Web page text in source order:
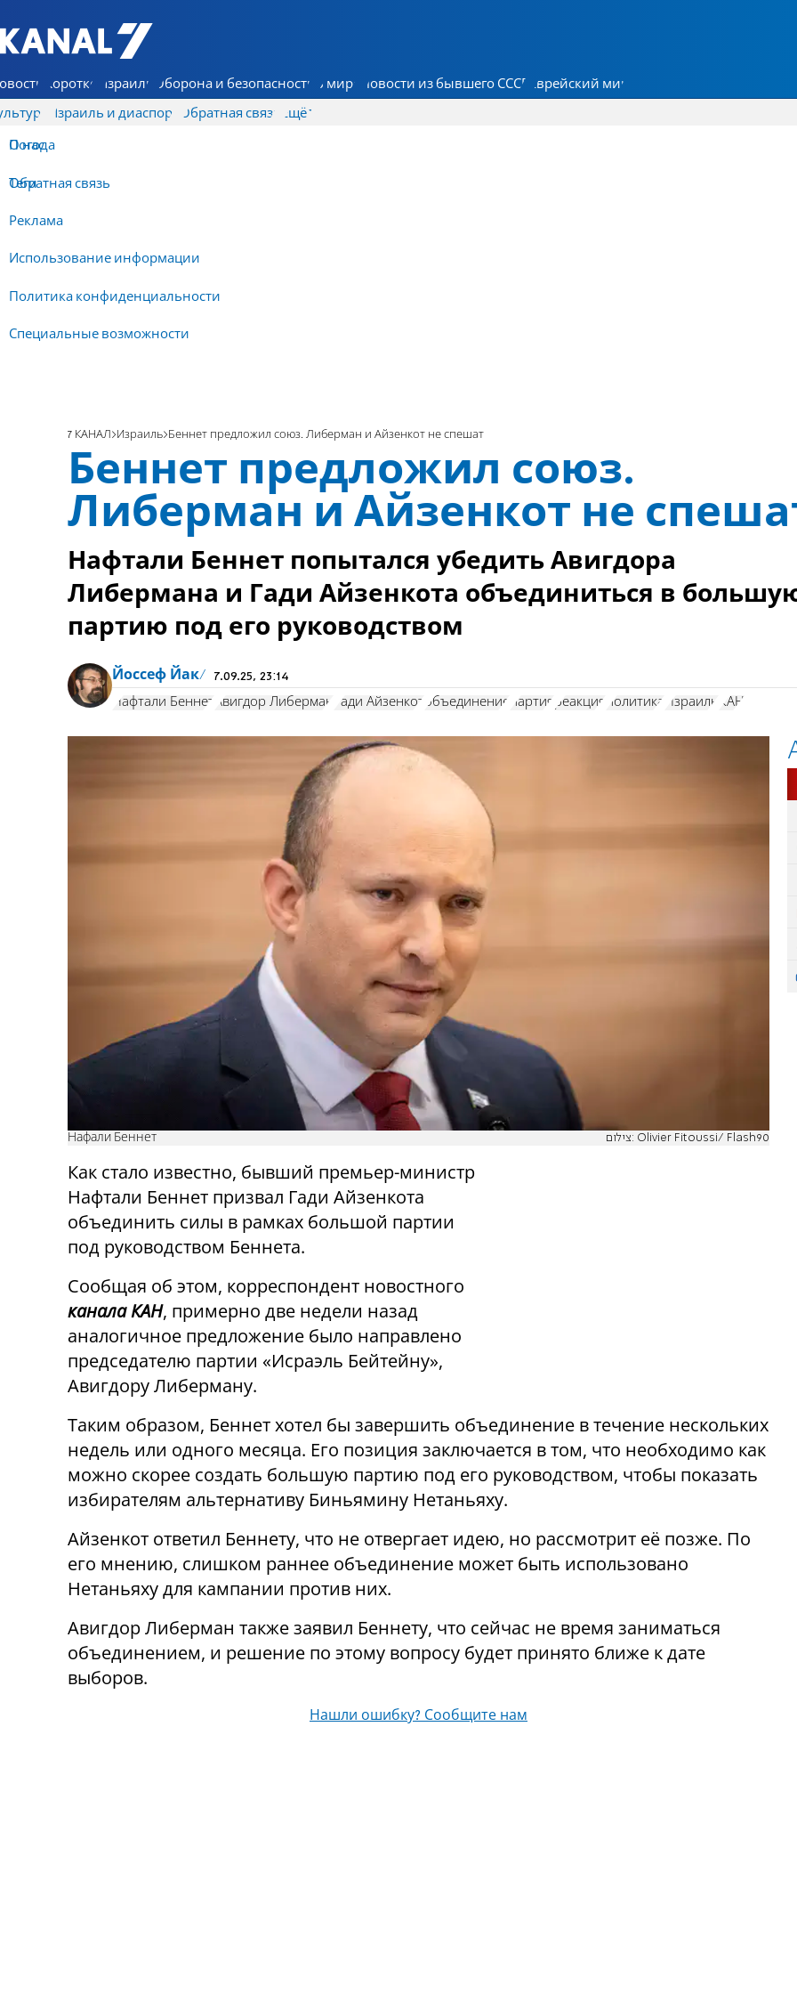
7 КАНАЛ - Аруц Шева
Коротко Израиль Оборона и безопасность В мире Новости из бывшего СССР Еврейский мир
Израиль и диаспора Обратная связь
О нас
Обратная связь
Реклама
Использование информации
Политика конфиденциальности
Специальные возможности
Ещё
Погода
Теги
7 КАНАЛ Израиль Беннет предложил союз. Либерман и Айзенкот не спешат
Беннет предложил союз.
Либерман и Айзенкот не
Нафтали Беннет попытался убедить Авигдора
Либермана и Гади Айзенкота объединиться в
партию под его руководством
Йоссеф Йак 7.09.25, 23:14
Нафтали Беннет Авигдор Либерман Гади Айзенкот объединение партия реакция политика Израиль КАН
Нафали Беннет צילום: Olivier Fitoussi/ Flash90
Как стало известно, бывший премьер-министр
Нафтали Беннет призвал Гади Айзенкота
объединить силы в рамках большой партии
под руководством Беннета.
Сообщая об этом, корреспондент новостного
канала КАН, примерно две недели назад
аналогичное предложение было направлено
председателю партии «Исраэль Бейтейну»,
Авигдору Либерману.
Таким образом, Беннет хотел бы завершить объединение в течение нескольких
недель или одного месяца. Его позиция заключается в том, что необходимо как
можно скорее создать большую партию под его руководством, чтобы показать
избирателям альтернативу Биньямину Нетаньяху.
Айзенкот ответил Беннету, что не отвергает идею, но рассмотрит её позже. По
его мнению, слишком раннее объединение может быть использовано
Нетаньяху для кампании против них.
Авигдор Либерман также заявил Беннету, что сейчас не время заниматься
объединением, и решение по этому вопросу будет принято ближе к дате
выборов.
Нашли ошибку? Сообщите нам